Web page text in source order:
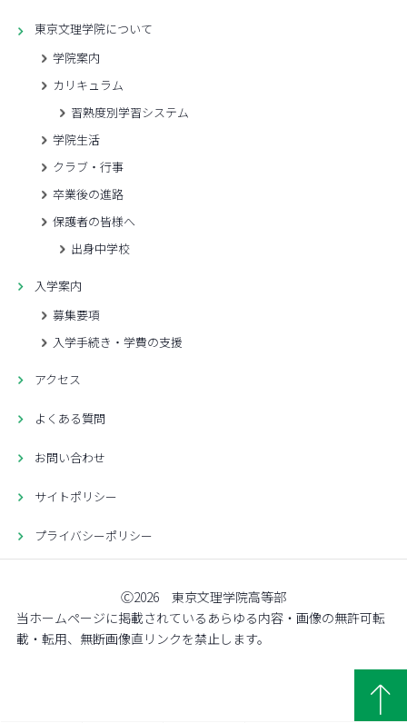
東京文理学院について
学院案内
カリキュラム
習熟度別学習システム
学院生活
クラブ・行事
卒業後の進路
保護者の皆様へ
出身中学校
入学案内
募集要項
入学手続き・学費の支援
アクセス
よくある質問
お問い合わせ
サイトポリシー
プライバシーポリシー
Ⓒ2026 東京文理学院高等部
当ホームページに掲載されているあらゆる内容・画像の無許可転
載・転用、無断画像直リンクを禁止します。